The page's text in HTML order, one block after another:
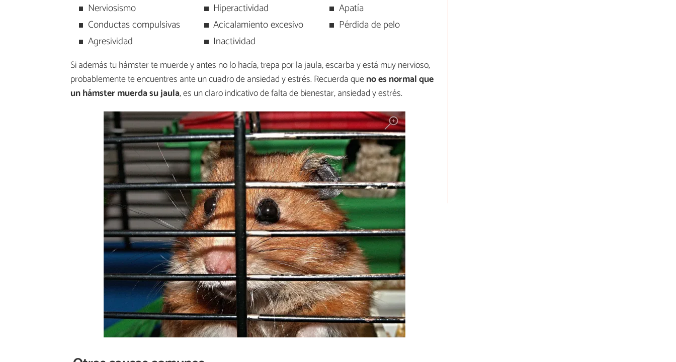
Nerviosismo
Conductas compulsivas
Agresividad
Hiperactividad
Acicalamiento excesivo
Inactividad
Apatía
Pérdida de pelo
Si además tu hámster te muerde y antes no lo hacía, trepa por la jaula, escarba y está muy nervioso,
probablemente te encuentres ante un cuadro de ansiedad y estrés. Recuerda queno es normal que
un hámster muerda su jaula, es un claro indicativo de falta de bienestar, ansiedad y estrés.